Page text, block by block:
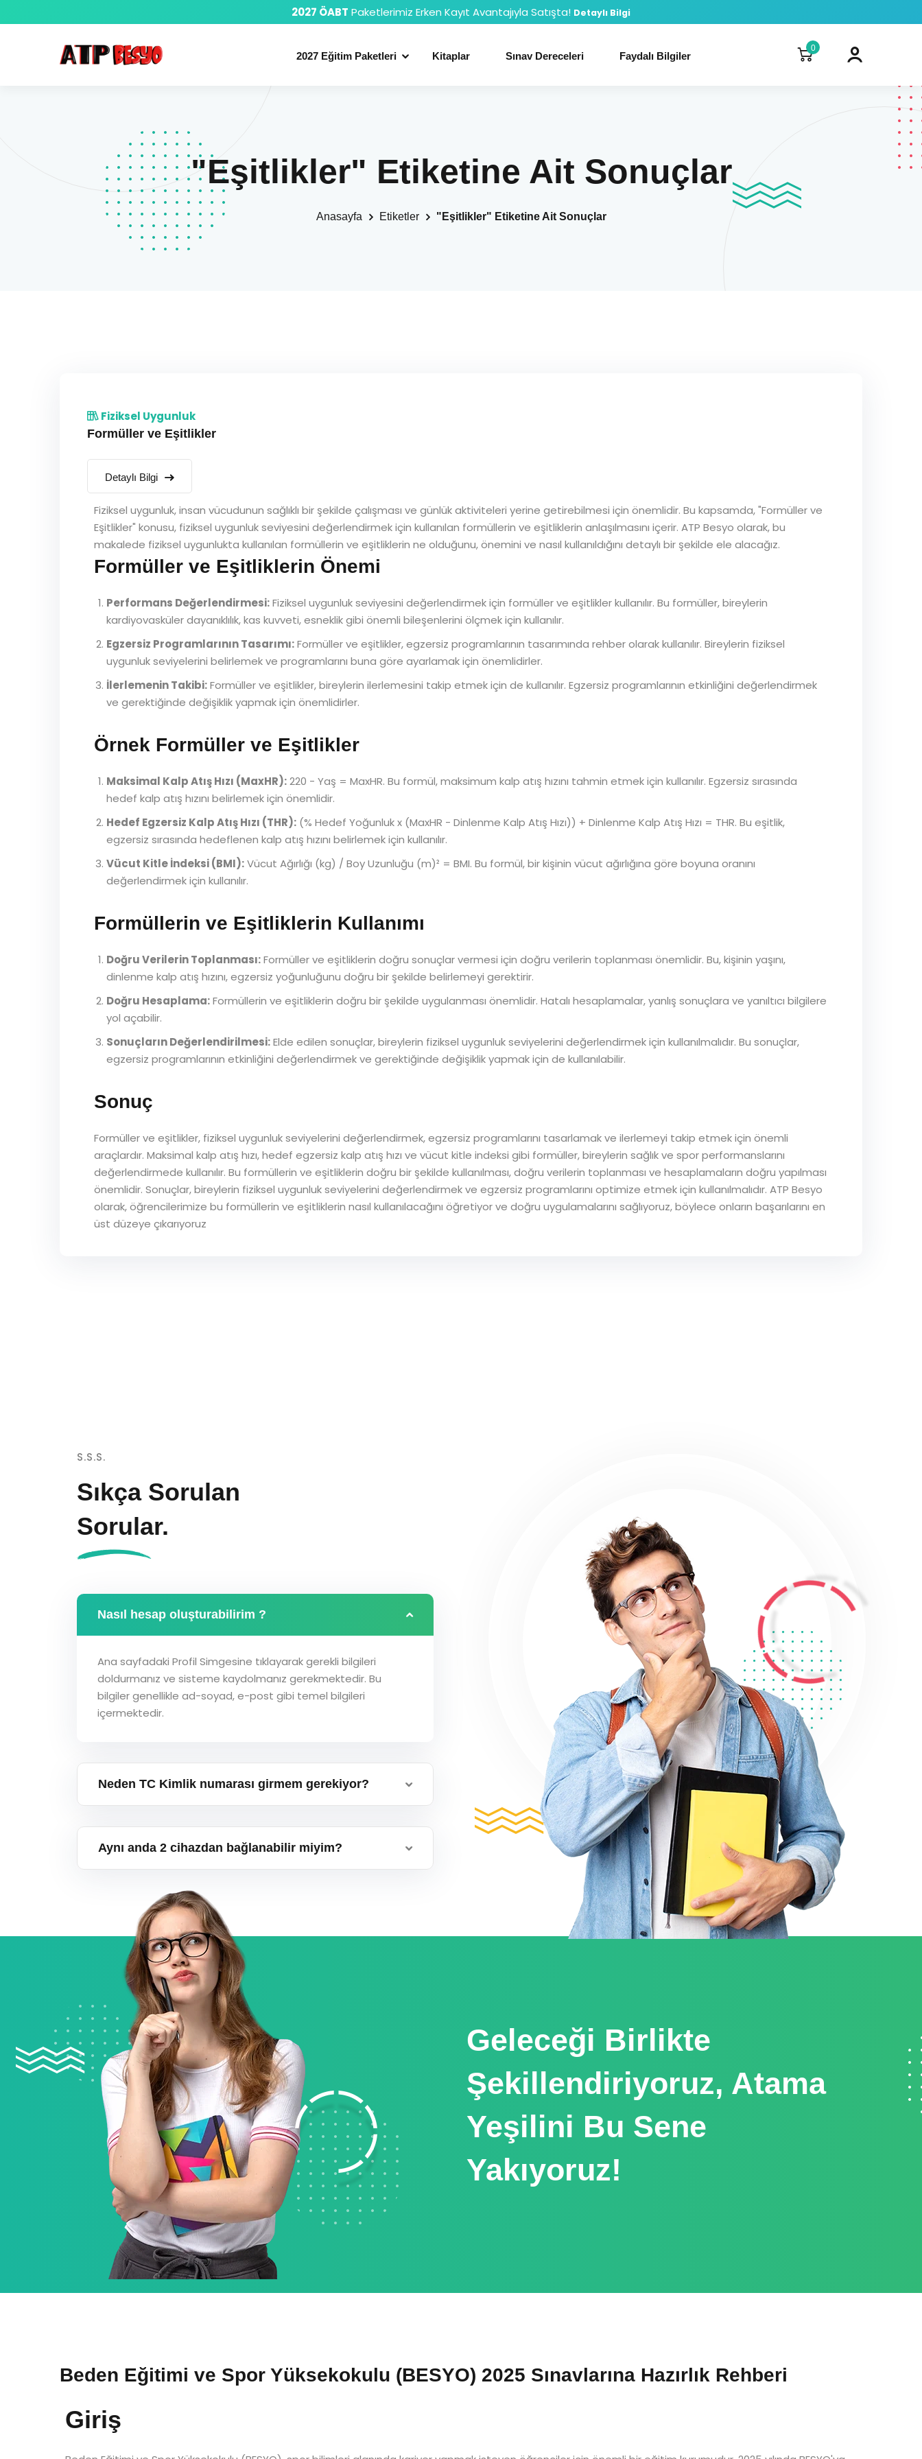
2027 ÖABT Paketlerimiz Erken Kayıt Avantajıyla Satışta! Detaylı Bilgi
2027 Eğitim Paketleri Kitaplar Sınav Dereceleri Faydalı Bilgiler
0
"Eşitlikler" Etiketine Ait Sonuçlar
Anasayfa Etiketler "Eşitlikler" Etiketine Ait Sonuçlar
Fiziksel Uygunluk
Formüller ve Eşitlikler
Detaylı Bilgi
Fiziksel uygunluk, insan vücudunun sağlıklı bir şekilde çalışması ve günlük aktiviteleri yerine getirebilmesi için önemlidir. Bu kapsamda, "Formüller ve
Eşitlikler" konusu, fiziksel uygunluk seviyesini değerlendirmek için kullanılan formüllerin ve eşitliklerin anlaşılmasını içerir. ATP Besyo olarak, bu
makalede fiziksel uygunlukta kullanılan formüllerin ve eşitliklerin ne olduğunu, önemini ve nasıl kullanıldığını detaylı bir şekilde ele alacağız.
Formüller ve Eşitliklerin Önemi
Performans Değerlendirmesi:Fiziksel uygunluk seviyesini değerlendirmek için formüller ve eşitlikler kullanılır. Bu formüller, bireylerin
kardiyovasküler dayanıklılık, kas kuvveti, esneklik gibi önemli bileşenlerini ölçmek için kullanılır.
Egzersiz Programlarının Tasarımı:Formüller ve eşitlikler, egzersiz programlarının tasarımında rehber olarak kullanılır. Bireylerin fiziksel
uygunluk seviyelerini belirlemek ve programlarını buna göre ayarlamak için önemlidirler.
İlerlemenin Takibi:Formüller ve eşitlikler, bireylerin ilerlemesini takip etmek için de kullanılır. Egzersiz programlarının etkinliğini değerlendirmek
ve gerektiğinde değişiklik yapmak için önemlidirler.
Örnek Formüller ve Eşitlikler
Maksimal Kalp Atış Hızı (MaxHR):220 - Yaş = MaxHR. Bu formül, maksimum kalp atış hızını tahmin etmek için kullanılır. Egzersiz sırasında
hedef kalp atış hızını belirlemek için önemlidir.
Hedef Egzersiz Kalp Atış Hızı (THR): (% Hedef Yoğunluk x (MaxHR - Dinlenme Kalp Atış Hızı)) + Dinlenme Kalp Atış Hızı = THR. Bu eşitlik,
egzersiz sırasında hedeflenen kalp atış hızını belirlemek için kullanılır.
Vücut Kitle İndeksi (BMI):Vücut Ağırlığı (kg) / Boy Uzunluğu (m)² = BMI. Bu formül, bir kişinin vücut ağırlığına göre boyuna oranını
değerlendirmek için kullanılır.
Formüllerin ve Eşitliklerin Kullanımı
Doğru Verilerin Toplanması:Formüller ve eşitliklerin doğru sonuçlar vermesi için doğru verilerin toplanması önemlidir. Bu, kişinin yaşını,
dinlenme kalp atış hızını, egzersiz yoğunluğunu doğru bir şekilde belirlemeyi gerektirir.
Doğru Hesaplama:Formüllerin ve eşitliklerin doğru bir şekilde uygulanması önemlidir. Hatalı hesaplamalar, yanlış sonuçlara ve yanıltıcı bilgilere
yol açabilir.
Sonuçların Değerlendirilmesi:Elde edilen sonuçlar, bireylerin fiziksel uygunluk seviyelerini değerlendirmek için kullanılmalıdır. Bu sonuçlar,
egzersiz programlarının etkinliğini değerlendirmek ve gerektiğinde değişiklik yapmak için de kullanılabilir.
Sonuç
Formüller ve eşitlikler, fiziksel uygunluk seviyelerini değerlendirmek, egzersiz programlarını tasarlamak ve ilerlemeyi takip etmek için önemli
araçlardır. Maksimal kalp atış hızı, hedef egzersiz kalp atış hızı ve vücut kitle indeksi gibi formüller, bireylerin sağlık ve spor performanslarını
değerlendirmede kullanılır. Bu formüllerin ve eşitliklerin doğru bir şekilde kullanılması, doğru verilerin toplanması ve hesaplamaların doğru yapılması
önemlidir. Sonuçlar, bireylerin fiziksel uygunluk seviyelerini değerlendirmek ve egzersiz programlarını optimize etmek için kullanılmalıdır. ATP Besyo
olarak, öğrencilerimize bu formüllerin ve eşitliklerin nasıl kullanılacağını öğretiyor ve doğru uygulamalarını sağlıyoruz, böylece onların başarılarını en
üst düzeye çıkarıyoruz
S.S.S.
Sıkça Sorulan
Sorular.
Nasıl hesap oluşturabilirim ?
Ana sayfadaki Profil Simgesine tıklayarak gerekli bilgileri
doldurmanız ve sisteme kaydolmanız gerekmektedir. Bu
bilgiler genellikle ad-soyad, e-post gibi temel bilgileri
içermektedir.
Neden TC Kimlik numarası girmem gerekiyor?
Aynı anda 2 cihazdan bağlanabilir miyim?
Geleceği Birlikte
Şekillendiriyoruz, Atama
Yeşilini Bu Sene
Yakıyoruz!
Beden Eğitimi ve Spor Yüksekokulu (BESYO) 2025 Sınavlarına Hazırlık Rehberi
Giriş